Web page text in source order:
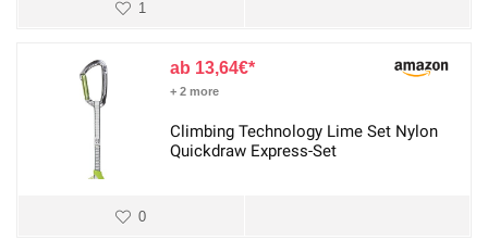
1
13,64€
+ 2 more
Climbing Technology Lime Set Nylon
Quickdraw Express-Set
0